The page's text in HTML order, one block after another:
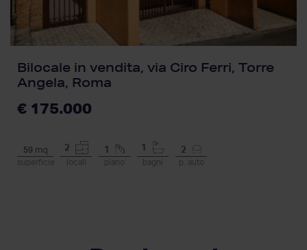
Bilocale in vendita, via Ciro Ferri, Torre
Angela, Roma
€ 175.000
59 mq
superficie
2
locali
1
piano bagni
2
p. auto